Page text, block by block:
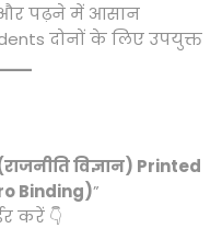
और पढ़ने में आसान
दोनों के लिए उपयुक्त
विज्ञान) Printed
Binding)”
करें 👇